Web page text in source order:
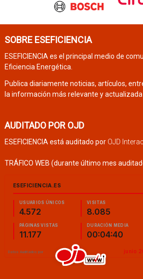
SOBRE ESEFICIENCIA
ESEFICIENCIA es el principal medio de
Eficiencia Energética.
Publica diariamente noticias, artículos,
la información más relevante y actualizada
AUDITADO POR OJD
ESEFICIENCIA está auditado por OJD
TRÁFICO WEB (durante último mes